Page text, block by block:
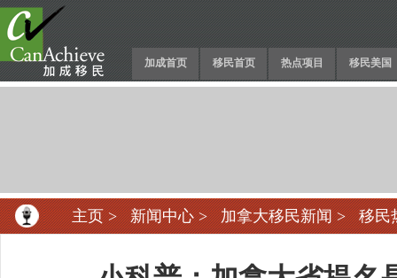
加成首页 移民首页 热点项目 移民美国
主页> 新闻中心> 加拿大移民新闻> 移民